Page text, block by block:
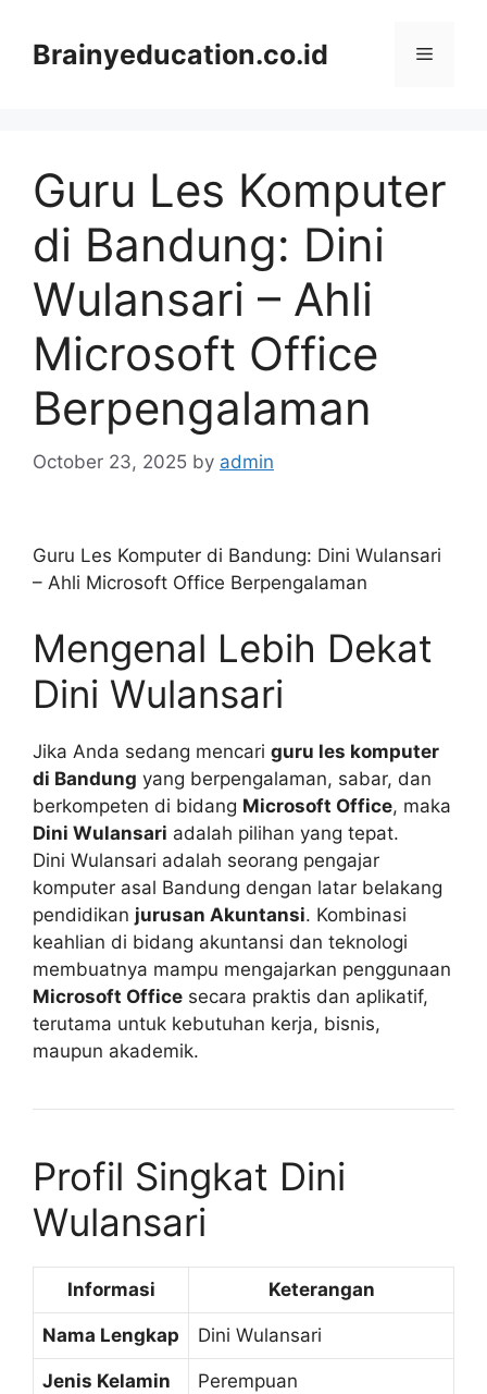
contentBrainyeducation.co.id Menu
Guru Les Komputer
di Bandung: Dini
Wulansari – Ahli
Microsoft Office
Berpengalaman
October 23, 2025 by admin
Guru Les Komputer di Bandung: Dini Wulansari
– Ahli Microsoft Office Berpengalaman
Mengenal Lebih Dekat
Dini Wulansari
Jika Anda sedang mencari guru les komputer
di Bandung yang berpengalaman, sabar, dan
berkompeten di bidang Microsoft Office, maka
Dini Wulansari adalah pilihan yang tepat.
Dini Wulansari adalah seorang pengajar
komputer asal Bandung dengan latar belakang
pendidikan jurusan Akuntansi. Kombinasi
keahlian di bidang akuntansi dan teknologi
membuatnya mampu mengajarkan penggunaan
Microsoft Office secara praktis dan aplikatif,
terutama untuk kebutuhan kerja, bisnis,
maupun akademik.
Profil Singkat Dini
Wulansari
Informasi Keterangan
Nama Lengkap Dini Wulansari
Jenis Kelamin Perempuan